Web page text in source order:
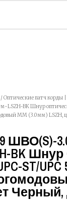
/Оптические патч корды
LSZH-BK Шнур
MM (3.0мм) LSZH,
ШВО(s)-
BK
ST/UPC
Черный,